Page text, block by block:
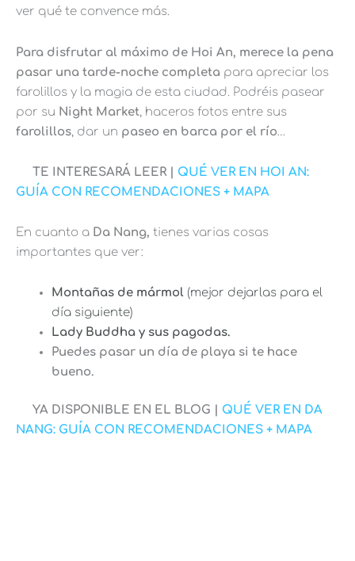
ver qué te convence más.
Para disfrutar al máximo de Hoi An, merece la pena
pasar una tarde-noche completa para apreciar los
farolillos y la magia de esta ciudad. Podréis pasear
por su Night Market, haceros fotos entre sus
farolillos, dar un paseo en barca por el río…
TE INTERESARÁ LEER | QUÉ VER EN HOI AN:
GUÍA CON RECOMENDACIONES + MAPA
En cuanto a Da Nang, tienes varias cosas
importantes que ver:
Montañas de mármol (mejor dejarlas para el
día siguiente)
Lady Buddha y sus pagodas.
Puedes pasar un día de playa si te hace
bueno.
YA DISPONIBLE EN EL BLOG | QUÉ VER EN DA
NANG: GUÍA CON RECOMENDACIONES + MAPA